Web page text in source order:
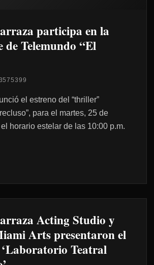
participa en la
de Telemundo “El
el estreno del “thriller”
para el martes, 25 de
horario estelar de las 10:00 p.m.
Acting Studio y
Arts presentaron el
Teatral